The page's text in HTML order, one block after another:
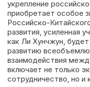
укрепление
приобретает особое
Российско-
развития, усиленная
как Ли Хунчжун,
развитию
взаимодействия
включает не только
сотрудничество, но и